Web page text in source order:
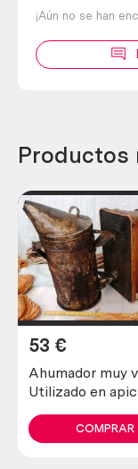
¡Aún no se han
Productos
Ahumador muy
Utilizado en
abejas
53 €
COMPRAR